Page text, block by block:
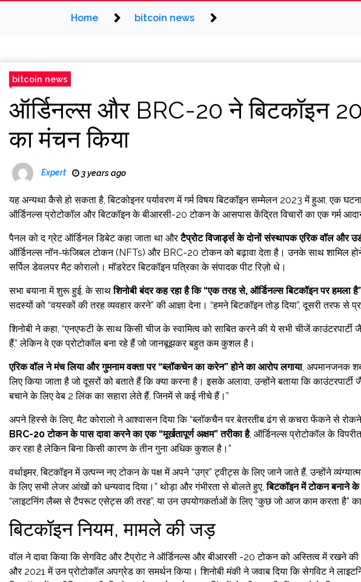
Home bitcoin news
bitcoin news
ऑर्डिनल्स और BRC-20 ने बिटकॉइन
का मंचन किया
Expert 3 years ago
यह अन्यथा कैसे हो सकता है, बिटकोइनर पर्यावरण में गर्म विषय बिटकॉइन सम्मेलन 2023 में हुआ, एक घटना
ऑर्डिनल्स प्रोटोकॉल और बिटकॉइन के बीआरसी-20 टोकन के आसपास केंद्रित विचारों का एक गर्म
पैनल को द ग्रेट ऑर्डिनल डिबेट कहा जाता था औरटैप्रोट विजार्ड्स के दोनों संस्थापक एरिक वॉल और
ऑर्डिनल्स नॉन-फंजिबल टोकन (NFTs) और BRC-20 टोकन को बढ़ावा देता है। उनके साथ शामिल
सर्पिल डेवलपर मैट कोरालो। मॉडरेटर बिटकॉइन पत्रिका के संपादक पीट रिज़ो थे।
सभा बयाना में शुरू हुई, के साथशिनोबी बंदर कह रहा है कि “एक तरह से, ऑर्डिनल्स बिटकॉइन पर हमला
सदस्यों को “वयस्कों की तरह व्यवहार करने” की आज्ञा देना। “हमने बिटकॉइन तोड़ दिया”, दूसरी तरफ से
शिनोबी ने कहा, “एनएफटी के साथ किसी चीज के स्वामित्व को साबित करने की ये सभी चीजें
हैं,” लेकिन वे एक प्रोटोकॉल बना रहे हैं जो जानबूझकर बहुत कम कुशल है।
एरिक वॉल ने मंच लिया और गुमनाम वक्ता पर “ब्लॉकचेन का करेन” होने का आरोप लगाया, अपमानजनक
लिए किया जाता है जो दूसरों को बताते हैं कि क्या करना है। इसके अलावा, उन्होंने बताया कि
बचाने के लिए वेब 2 लिंक का सहारा लेते हैं, जिनमें से कई नीचे हैं।”
अपने हिस्से के लिए, मैट कोरालो ने आश्वासन दिया कि “ब्लॉकचैन पर बेतरतीब ढंग से कचरा फेंकने से
BRC-20 टोकन के पास दावा करने का एक “मूर्खतापूर्ण अक्षम” तरीका है, ऑर्डिनल्स प्रोटोकॉल के
कर रहा है लेकिन बिना किसी कारण के तीन गुना अधिक कुशल है।”
वर्थाइमर, बिटकॉइन में उत्पन्न नए टोकन के पक्ष में अपने “उग्र” ट्वीट्स के लिए जाने जाते हैं, उन्होंने
के लिए सभी लेजर आंखों को धन्यवाद दिया।” थोड़ा और गंभीरता से बोलते हुए,बिटकॉइन में टोकन बनाने के
“लाइटनिंग लैब्स से टैपरूट एसेट्स की तरह”, या उन उपयोगकर्ताओं के लिए “कुछ जो आज काम करता है”
बिटकॉइन नियम, मामले की जड़
वॉल ने दावा किया कि सेगविट और टैप्रोट ने ऑर्डिनल्स और बीआरसी -20 टोकन को अस्तित्व में रखने
और 2021 में उन प्रोटोकॉल अपग्रेड का समर्थन किया। शिनोबी मंकी ने जवाब दिया कि सेगविट ने